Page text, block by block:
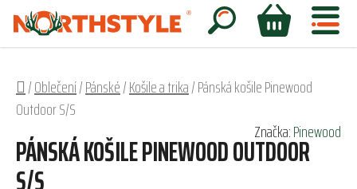
Přejít
obsah
Hledat
NÁKUPNÍ
Domů
/Oblečení/Pánské/Košile a trika/Pánská košile Pinewood
Outdoor S/S
PÁNSKÁ KOŠILE PINEWOOD OUTDOOR
Značka:Pinewood